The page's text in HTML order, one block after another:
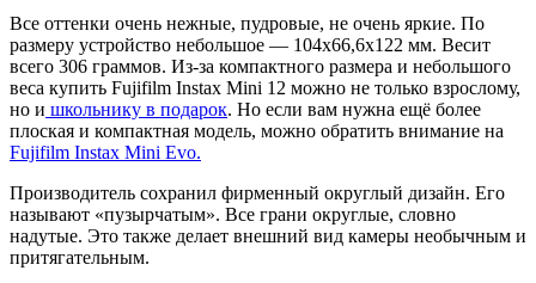
Все оттенки очень нежные, пудровые, не очень яркие. По
размеру устройство небольшое — 104х66,6х122 мм. Весит
всего 306 граммов. Из-за компактного размера и небольшого
веса купить Fujifilm Instax Mini 12 можно не только взрослому,
но и школьнику в подарок. Но если вам нужна ещё более
плоская и компактная модель, можно обратить внимание на
Fujifilm Instax Mini Evo.
Производитель сохранил фирменный округлый дизайн. Его
называют «пузырчатым». Все грани округлые, словно
надутые. Это также делает внешний вид камеры необычным и
притягательным.